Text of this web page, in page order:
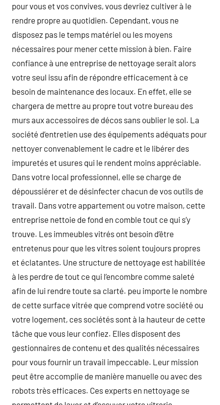
pour vous et vos convives, vous devriez cultiver à le
rendre propre au quotidien. Cependant, vous ne
disposez pas le temps matériel ou les moyens
nécessaires pour mener cette mission à bien. Faire
confiance à une entreprise de nettoyage serait alors
votre seul issu afin de répondre efficacement à ce
besoin de maintenance des locaux. En effet, elle se
chargera de mettre au propre tout votre bureau des
murs aux accessoires de décos sans oublier le sol. La
société d’entretien use des équipements adéquats pour
nettoyer convenablement le cadre et le libérer des
impuretés et usures qui le rendent moins appréciable.
Dans votre local professionnel, elle se charge de
dépoussiérer et de désinfecter chacun de vos outils de
travail. Dans votre appartement ou votre maison, cette
entreprise nettoie de fond en comble tout ce qui s’y
trouve. Les immeubles vitrés ont besoin d’être
entretenus pour que les vitres soient toujours propres
et éclatantes. Une structure de nettoyage est habilitée
à les perdre de tout ce qui l’encombre comme saleté
afin de lui rendre toute sa clarté. peu importe le nombre
de cette surface vitrée que comprend votre société ou
votre logement, ces sociétés sont à la hauteur de cette
tâche que vous leur confiez. Elles disposent des
gestionnaires de contenu et des qualités nécessaires
pour vous fournir un travail impeccable. Leur mission
peut être accomplie de manière manuelle ou avec des
robots très efficaces. Ces experts en nettoyage se